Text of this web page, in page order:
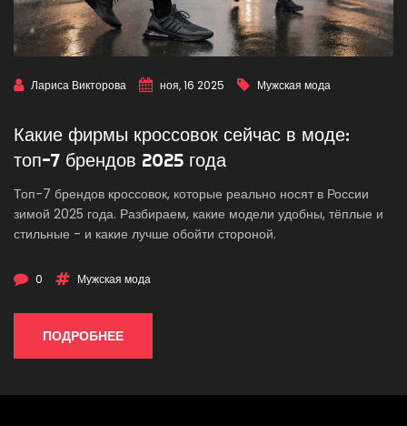
Лариса Викторова ноя, 16 2025 Мужская мода
Какие фирмы кроссовок сейчас в моде:
топ-7 брендов 2025 года
Топ-7 брендов кроссовок, которые реально носят в России
зимой 2025 года. Разбираем, какие модели удобны, тёплые и
стильные - и какие лучше обойти стороной.
0 Мужская мода
ПОДРОБНЕЕ